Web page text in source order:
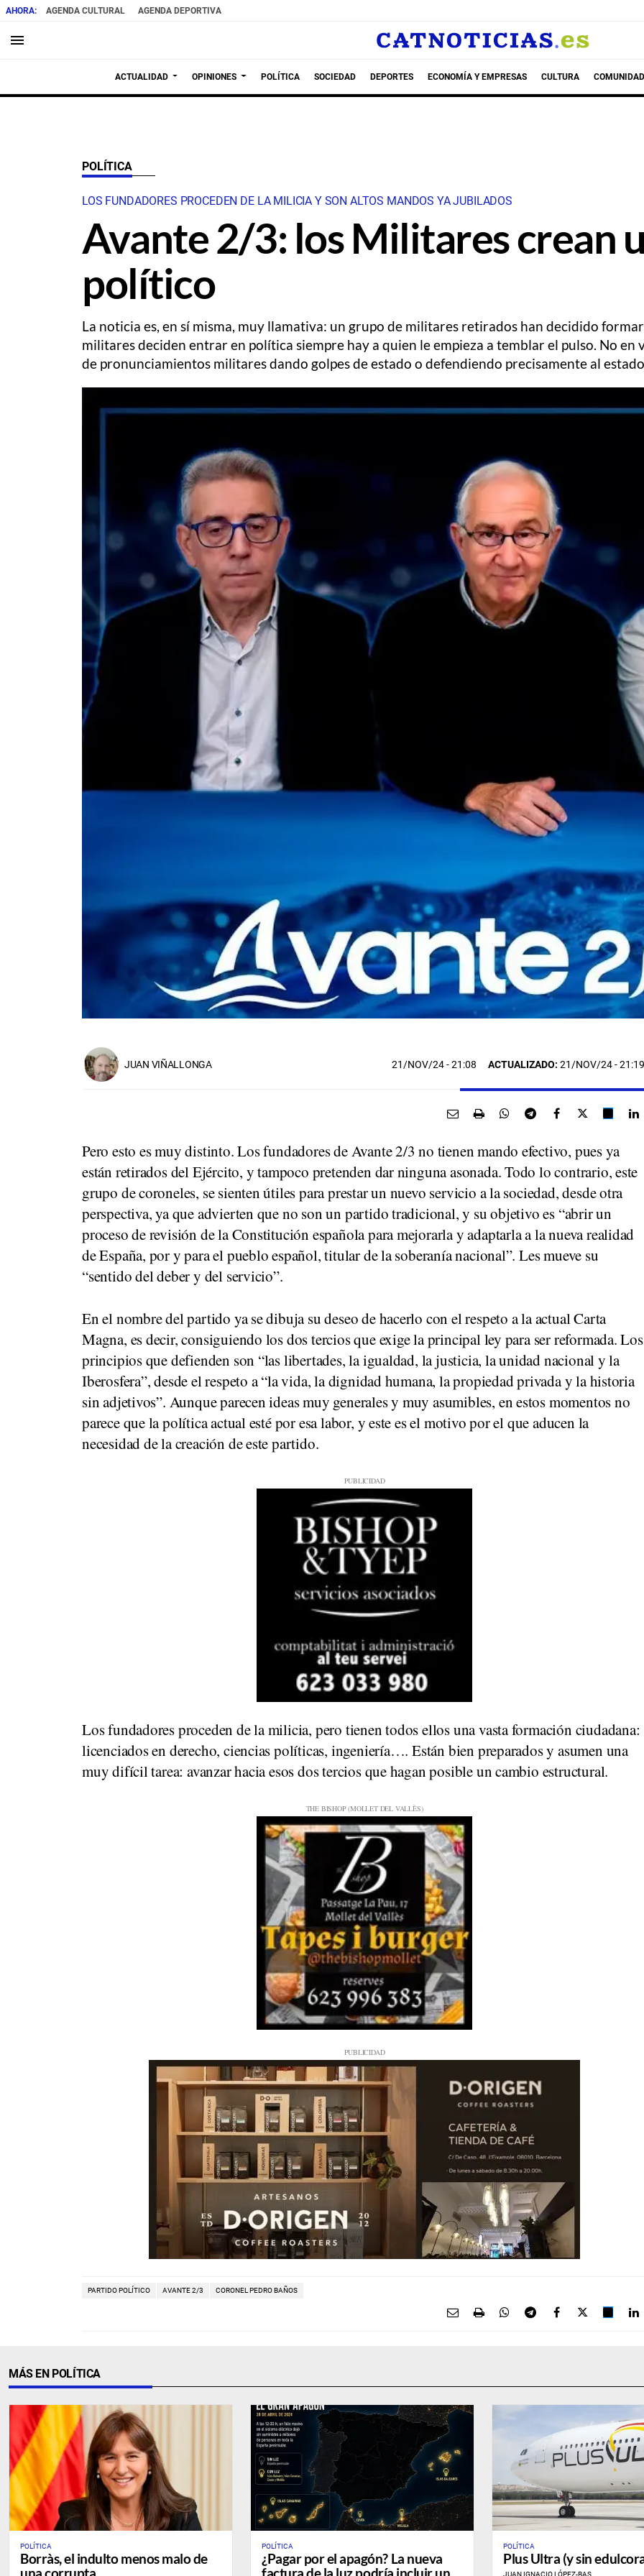
AGENDA CULTURAL AGENDA DEPORTIVA
menu
ACTUALIDAD OPINIONES POLÍTICA SOCIEDAD DEPORTES ECONOMÍA Y EMPRESAS CULTURA
POLÍTICA
LOS FUNDADORES PROCEDEN DE LA MILICIA Y SON ALTOS MANDOS YA JUBILADOS
Avante 2/3: los Militares crean
político
La noticia es, en sí misma, muy llamativa: un grupo de militares retirados han decidido
militares deciden entrar en política siempre hay a quien le empieza a temblar el pulso. No en
de pronunciamientos militares dando golpes de estado o defendiendo precisamente al
JUAN VIÑALLONGA 21/NOV/24- 21:08 ACTUALIZADO: 21/NOV/24 - 21:19
Pero esto es muy distinto. Los fundadores de Avante 2/3 no tienen mando efectivo, pues ya
están retirados del Ejército, y tampoco pretenden dar ninguna asonada. Todo lo contrario, este
grupo de coroneles, se sienten útiles para prestar un nuevo servicio a la sociedad, desde otra
perspectiva, ya que advierten que no son un partido tradicional, y su objetivo es “abrir un
proceso de revisión de la Constitución española para mejorarla y adaptarla a la nueva realidad
de España, por y para el pueblo español, titular de la soberanía nacional”. Les mueve su
“sentido del deber y del servicio”.
En el nombre del partido ya se dibuja su deseo de hacerlo con el respeto a la actual Carta
Magna, es decir, consiguiendo los dos tercios que exige la principal ley para ser reformada. Los
principios que defienden son “las libertades, la igualdad, la justicia, la unidad nacional y la
Iberosfera”, desde el respeto a “la vida, la dignidad humana, la propiedad privada y la historia
sin adjetivos”. Aunque parecen ideas muy generales y muy asumibles, en estos momentos no
parece que la política actual esté por esa labor, y este es el motivo por el que aducen la
necesidad de la creación de este partido.
Los fundadores proceden de la milicia, pero tienen todos ellos una vasta formación ciudadana:
licenciados en derecho, ciencias políticas, ingeniería…. Están bien preparados y asumen una
muy difícil tarea: avanzar hacia esos dos tercios que hagan posible un cambio estructural.
PARTIDO POLÍTICO AVANTE 2/3 CORONEL PEDRO BAÑOS
MÁS EN POLÍTICA
POLÍTICA
Borràs, el indulto menos malo de
una corrupta
POLÍTICA
¿Pagar por el apagón? La nueva
factura de la luz podría incluir un
POLÍTICA
Plus Ultra (y sin
JUAN IGNACIO LÓPEZ-BAS